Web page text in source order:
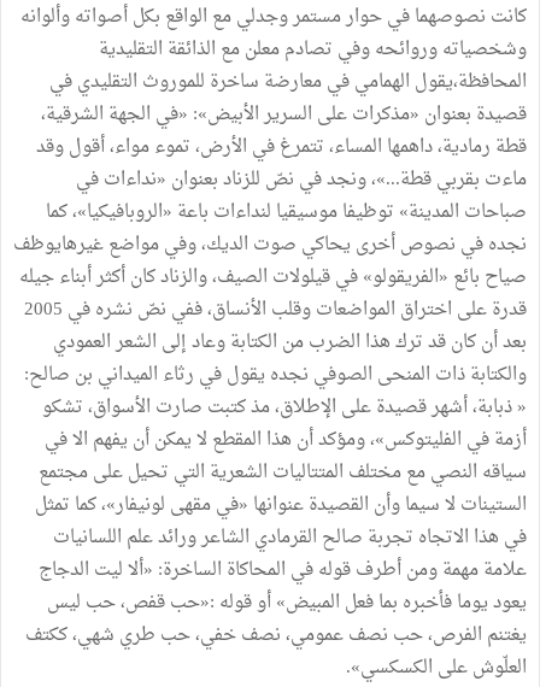
كانت نصوصهما في حوار مستمر وجدلي مع الواقع بكل أصواته وألوانه
وشخصياته وروائحه وفي تصادم معلن مع الذائقة التقليدية
المحافظة،يقول الهمامي في معارضة ساخرة للموروث التقليدي في
قصيدة بعنوان «مذكرات على السرير الأبيض»: «في الجهة الشرقية،
قطة رمادية، داهمها المساء، تتمرغ في الأرض، تموء مواء، أقول وقد
ماءت بقربي قطة...»، ونجد في نصّ للزناد بعنوان «نداءات في
صباحات المدينة» توظيفا موسيقيا لنداءات باعة «الروبافيكيا»، كما
نجده في نصوص أخرى يحاكي صوت الديك، وفي مواضع غيرهايوظف
صياح بائع «الفريقولو» في قيلولات الصيف، والزناد كان أكثر أبناء جيله
قدرة على اختراق المواضعات وقلب الأنساق، ففي نصّ نشره في 2005
بعد أن كان قد ترك هذا الضرب من الكتابة وعاد إلى الشعر العمودي
والكتابة ذات المنحى الصوفي نجده يقول في رثاء الميداني بن صالح:
« ذبابة، أشهر قصيدة على الإطلاق، مذ كتبت صارت الأسواق، تشكو
أزمة في الفليتوكس»، ومؤكد أن هذا المقطع لا يمكن أن يفهم الا في
سياقه النصي مع مختلف المتتاليات الشعرية التي تحيل على مجتمع
الستينات لا سيما وأن القصيدة عنوانها «في مقهى لونيفار»، كما تمثل
في هذا الاتجاه تجربة صالح القرمادي الشاعر ورائد علم اللسانيات
علامة مهمة ومن أطرف قوله في المحاكاة الساخرة: «ألا ليت الدجاج
يعود يوما فأخبره بما فعل المبيض» أو قوله :«حب قفص، حب ليس
يغتنم الفرص، حب نصف عمومي، نصف خفي، حب طري شهي، ككتف
العلّوش على الكسكسي».